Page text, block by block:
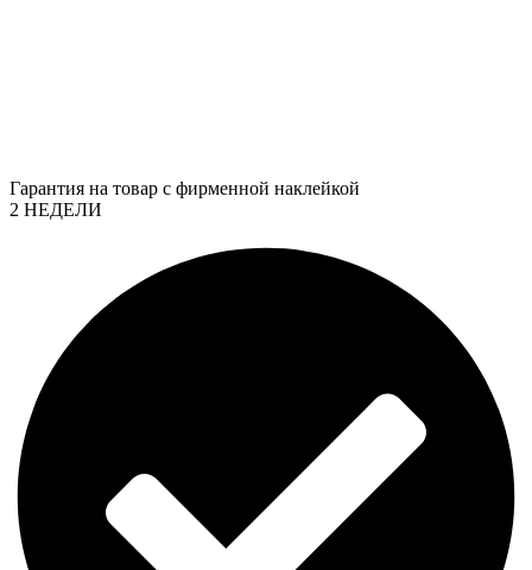
Гарантия на товар с фирменной наклейкой
2 НЕДЕЛИ